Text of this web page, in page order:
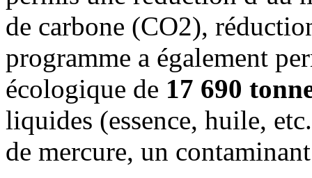
de carbone (CO2),
programme a également
écologique de 17 690
liquides (essence, huile,
de mercure, un